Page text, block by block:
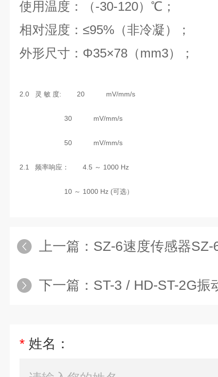
使用温度：（-30-120）℃；
相对湿度：≤95%（非冷凝）；
外形尺寸：Φ35×78（mm3）；
2.0 灵 敏 度: 20 mV/mm/s
30 mV/mm/s
50 mV/mm/s
2.1 频率响应： 4.5 ～ 1000 Hz
10 ～ 1000 Hz (可选）
上一篇： SZ-6速度传感器SZ-
下一篇： ST-3 / HD-ST-2G振动
* 姓名：